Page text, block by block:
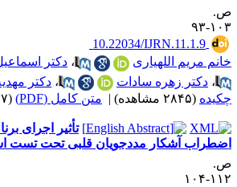
۹۳
‎ 10.22034/IJRN.11.1.9
مریم اللهیاری
،دکتر
،دکتر زهره سادات ،دکتر مهدیه
(۲۸۴۵ مشاهده) | متن کامل (PDF) (۷۰۷ دریافت)
تأثیر اجرای
آشکار مددجویان قلبی تحت تست
۱۰۴